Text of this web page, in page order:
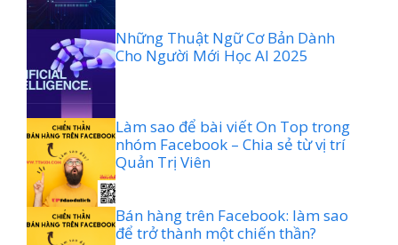
Những Thuật Ngữ Cơ Bản Dành
Cho Người Mới Học AI 2025
Làm sao để bài viết On Top trong
nhóm Facebook – Chia sẻ từ vị trí
Quản Trị Viên
Bán hàng trên Facebook: làm sao
để trở thành một chiến thần?